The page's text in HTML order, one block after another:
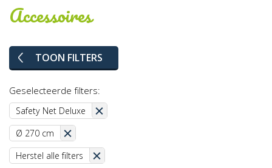
Accessoires
TOON FILTERS
Geselecteerde filters:
Safety Net Deluxe
Ø 270 cm
Herstel alle filters